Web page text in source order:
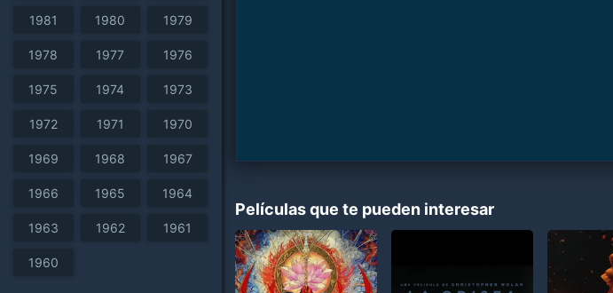
1981 1980 1979
1978 1977 1976
1975 1974 1973
1972 1971 1970
1969 1968 1967
1966 1965 1964
1963 1962 1961
1960
Películas que te pueden interesar